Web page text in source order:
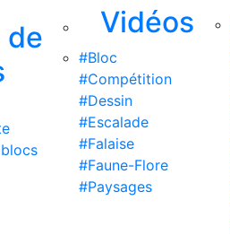
de
Vidéos
#Bloc
#Compétition
#Dessin
#Escalade
#Falaise
#Faune-Flore
#Paysages